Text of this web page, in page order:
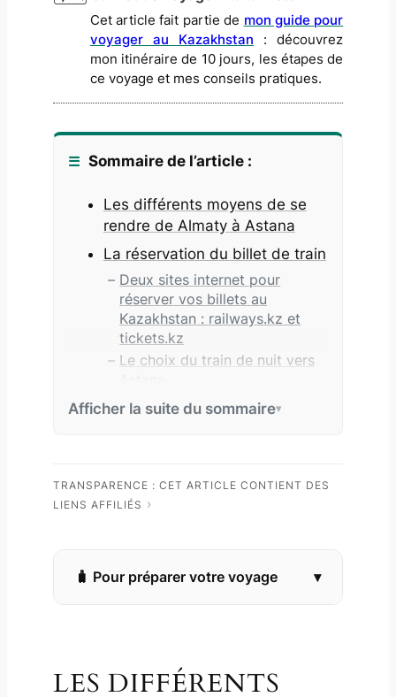
Cet article fait partie de mon guide pour
voyager au Kazakhstan : découvrez
mon itinéraire de 10 jours, les étapes de
ce voyage et mes conseils pratiques.
Sommaire de l’article :
Les différents moyens de se
rendre de Almaty à Astana
La réservation du billet de train
Deux sites internet pour
réserver vos billets au
Kazakhstan : railways.kz et
tickets.kz
Le choix du train de nuit vers
Les différentes classes à bord
L’arrivée à la gare d’Almaty
encore le mien)
L’embarquement à bord du
Le réveil et l’arrivée à Astana,
Afficher la suite du sommaire
TRANSPARENCE : CET ARTICLE CONTIENT DES
LIENS AFFILIÉS
Pour préparer votre voyage
LES DIFFÉRENTS